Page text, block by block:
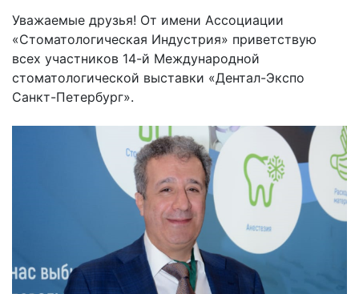
Уважаемые друзья! От имени Ассоциации
«Стоматологическая Индустрия» приветствую
всех участников 14-й Международной
стоматологической выставки «Дентал-Экспо
Санкт-Петербург».